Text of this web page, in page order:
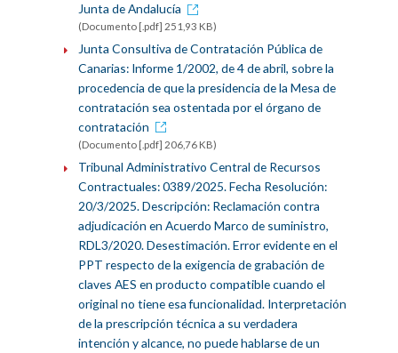
Junta de Andalucía
(Documento [.pdf] 251,93 KB)
Junta Consultiva de Contratación Pública de
Canarias: Informe 1/2002, de 4 de abril, sobre la
procedencia de que la presidencia de la Mesa de
contratación sea ostentada por el órgano de
contratación
(Documento [.pdf] 206,76 KB)
Tribunal Administrativo Central de Recursos
Contractuales: 0389/2025. Fecha Resolución:
20/3/2025. Descripción: Reclamación contra
adjudicación en Acuerdo Marco de suministro,
RDL3/2020. Desestimación. Error evidente en el
PPT respecto de la exigencia de grabación de
claves AES en producto compatible cuando el
original no tiene esa funcionalidad. Interpretación
de la prescripción técnica a su verdadera
intención y alcance, no puede hablarse de un